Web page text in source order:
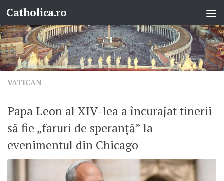
Skip to content
Catholica.ro
VATICAN
Papa Leon al XIV-lea a încurajat tinerii
să fie „faruri de speranță” la
evenimentul din Chicago